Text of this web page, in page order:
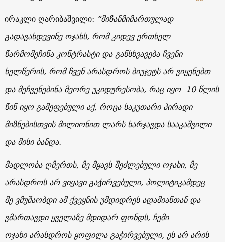
ირაკლი ღარიბაშვილი: “მიზანმიმართულად
გადავახდევინე ოჯახს, რომ კიდევ ერთხელ
წარმომეჩინა კონტრასტი და განსხვავება ჩვენი
ხელწერის, რომ ჩვენ არასდროს ბიუჯეტს არ ვიყენებთ
და მეჩვენებინა მეორე უკიდურესობა, რაც იყო 10 წლის
წინ იყო გამეფებული აქ, როცა საკუთარი პირადი
მიზნებისთვის მილიონით ლარს ხარჯავდა სააკაშვილი
და მისი ბანდა.
მადლობა ღმერთს, მე მყავს შეძლებული ოჯახი, მე
არასდროს არ ვიყავი გაჭირვებული, პოლიტიკამდეც
მე ვმუშაობდი ამ ქვეყნის უმდიდრეს ადამიანთან და
ვმართავდი ყველაზე მდიდარ ფონდს, ჩემი
ოჯახი არასდროს ყოფილა გაჭირვებული, ეს არ არის